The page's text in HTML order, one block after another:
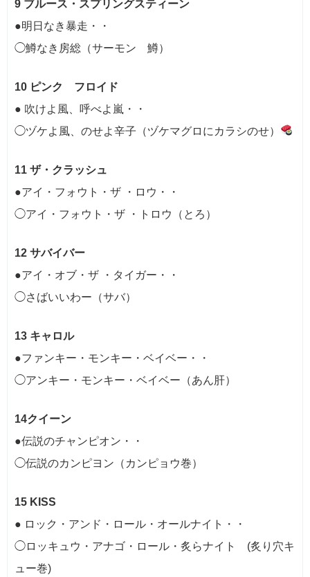
9 ブルース・スプリングスティーン
●明日なき暴走・・
◯鱒なき房総（サーモン 鱒）
10 ピンク フロイド
● 吹けよ風、呼べよ嵐・・
◯ヅケよ風、のせよ辛子（ヅケマグロにカラシのせ）
11 ザ・クラッシュ
●アイ・フォウト・ザ ・ロウ・・
◯アイ・フォウト・ザ ・トロウ（とろ）
12 サバイバー
●アイ・オブ・ザ ・タイガー・・
◯さばいいわー（サバ）
13 キャロル
●ファンキー・モンキー・ベイベー・・
◯アンキー・モンキー・ベイベー（あん肝）
14クイーン
●伝説のチャンピオン・・
◯伝説のカンピヨン（カンピョウ巻）
15 KISS
● ロック・アンド・ロール・オールナイト・・
◯ロッキュウ・アナゴ・ロール・炙らナイト (炙り穴キ
ュー巻)